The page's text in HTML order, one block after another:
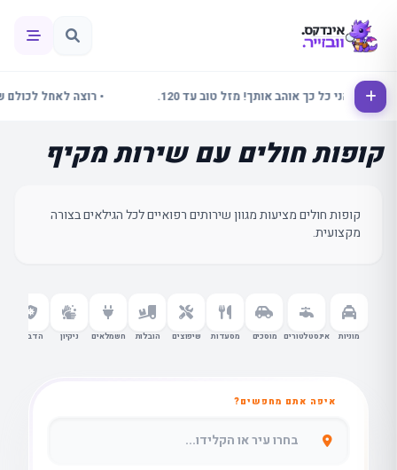
אני כל כך אוהב אותך! מזל טוב עד 120. • רוצה לאחל לכולם
קופות חולים עם שירות מקיף
קופות חולים מציעות מגוון שירותים רפואיים לכל הגילאים בצורה
מקצועית.
מוניות אינסטלטורים מוסכים מסעדות שיפוצים הובלות חשמלאים ניקיון הדברה
איפה אתם מחפשים?